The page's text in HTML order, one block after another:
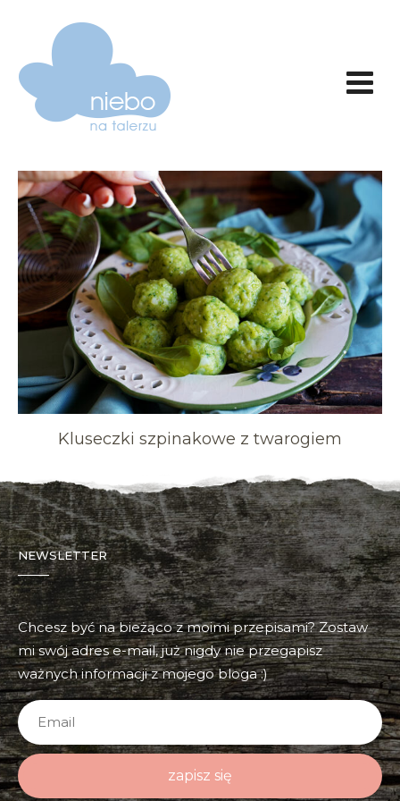
Kluseczki szpinakowe z twarogiem
NEWSLETTER
Chcesz być na bieżąco z moimi przepisami? Zostaw
mi swój adres e-mail, już nigdy nie przegapisz
ważnych informacji z mojego bloga :)
zapisz się